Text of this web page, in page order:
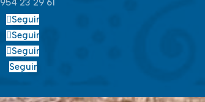
954 23 29 61
Seguir
Seguir
Seguir
Seguir